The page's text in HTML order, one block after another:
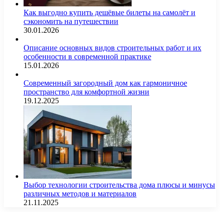
Как выгодно купить дешёвые билеты на самолёт и
сэкономить на путешествии
30.01.2026
Описание основных видов строительных работ и их
особенности в современной практике
15.01.2026
Современный загородный дом как гармоничное
пространство для комфортной жизни
19.12.2025
Выбор технологии строительства дома плюсы и минусы
различных методов и материалов
21.11.2025